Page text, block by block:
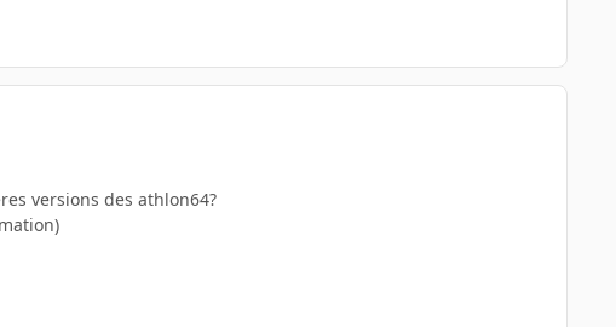
versions des athlon64?